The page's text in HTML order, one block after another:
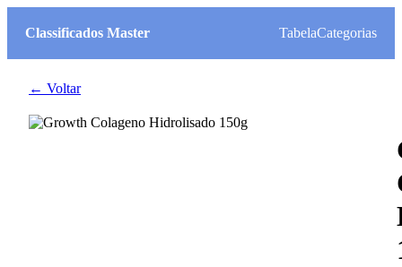
Classificados Master TabelaCategorias
← Voltar